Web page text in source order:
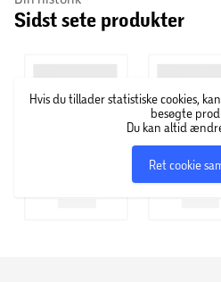
Sidst sete produkter
Hvis du tillader statistiske cookies,
besøgte
Du kan altid
Ret cookie